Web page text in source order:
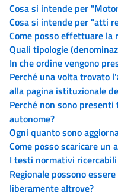
Cosa si intende per
Cosa si intende per "atti
Come posso effettuare la
Quali tipologie
In che ordine vengono
Perché una volta trovato
alla pagina istituzionale
Perché non sono
autonome?
Ogni quanto sono
Come posso scaricare un
I testi normativi
Regionale possono
liberamente altrove?